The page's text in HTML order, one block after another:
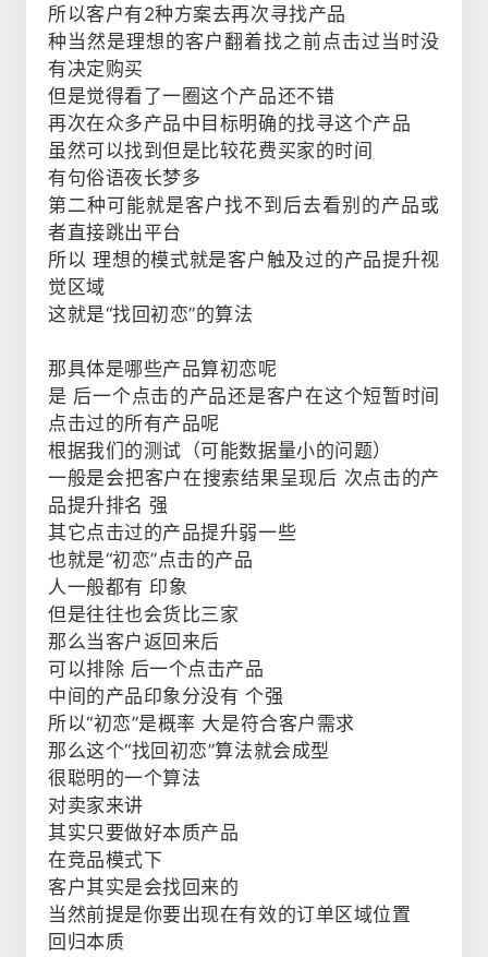
所以客户有2种方案去再次寻找产品
种当然是理想的客户翻着找之前点击过当时没
有决定购买
但是觉得看了一圈这个产品还不错
再次在众多产品中目标明确的找寻这个产品
虽然可以找到但是比较花费买家的时间
有句俗语夜长梦多
第二种可能就是客户找不到后去看别的产品或
者直接跳出平台
所以 理想的模式就是客户触及过的产品提升视
觉区域
这就是“找回初恋”的算法
那具体是哪些产品算初恋呢
是 后一个点击的产品还是客户在这个短暂时间
点击过的所有产品呢
根据我们的测试（可能数据量小的问题）
一般是会把客户在搜索结果呈现后 次点击的产
品提升排名 强
其它点击过的产品提升弱一些
也就是“初恋”点击的产品
人一般都有 印象
但是往往也会货比三家
那么当客户返回来后
可以排除 后一个点击产品
中间的产品印象分没有 个强
所以“初恋”是概率 大是符合客户需求
那么这个“找回初恋”算法就会成型
很聪明的一个算法
对卖家来讲
其实只要做好本质产品
在竞品模式下
客户其实是会找回来的
当然前提是你要出现在有效的订单区域位置
回归本质